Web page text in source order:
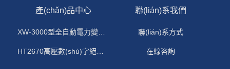
產(chǎn)品中心
XW-3000型全自動電力變壓器消磁機(jī)
聯(lián)系我們
聯(lián)系方式
在線咨詢